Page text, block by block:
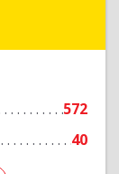
572
40
г,